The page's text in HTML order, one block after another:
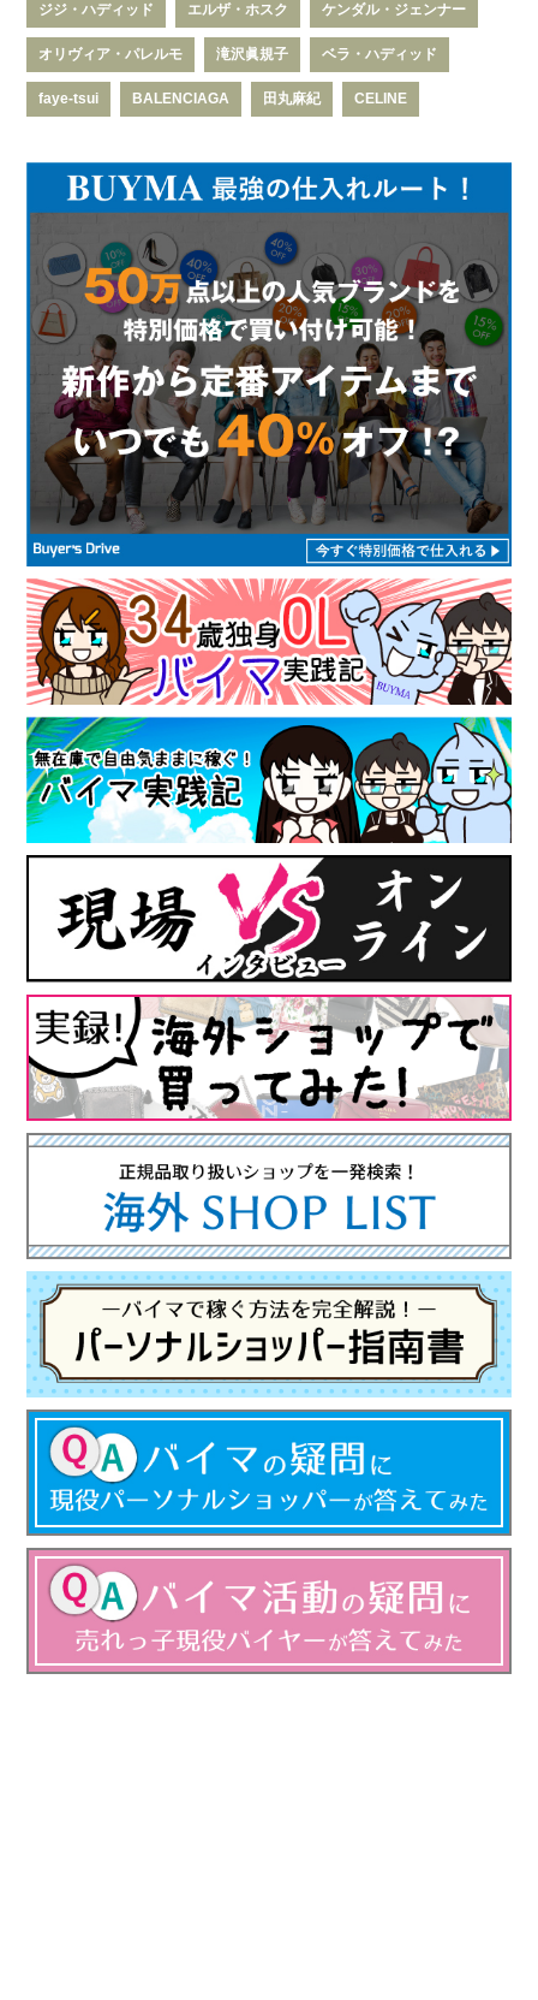
ジジ・ハディッド エルザ・ホスク ケンダル・ジェンナー
オリヴィア・パレルモ 滝沢眞規子 ベラ・ハディッド
faye-tsui BALENCIAGA 田丸麻紀 CELINE